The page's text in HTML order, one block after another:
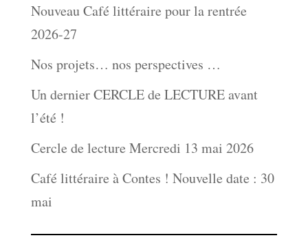
Nouveau Café littéraire pour la rentrée
2026-27
Nos projets… nos perspectives …
Un dernier CERCLE de LECTURE avant
l’été !
Cercle de lecture Mercredi 13 mai 2026
Café littéraire à Contes ! Nouvelle date : 30
mai